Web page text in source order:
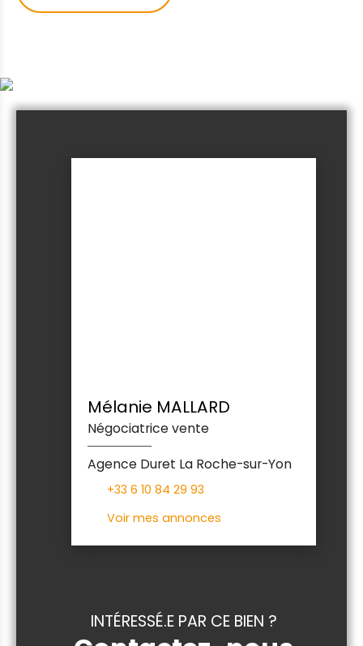
Mélanie MALLARD
Négociatrice vente
Agence Duret La Roche-sur-Yon
+33 6 10 84 29 93
Voir mes annonces
INTÉRESSÉ.E PAR CE BIEN ?